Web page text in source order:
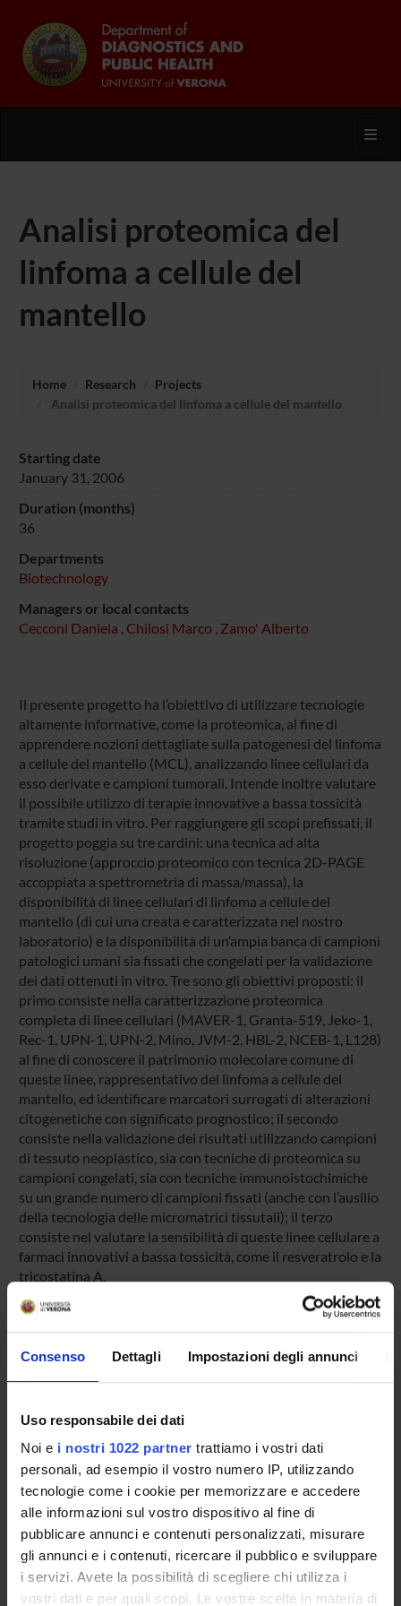
Consenso Dettagli Impostazioni degli annunci
Uso responsabile dei dati
Noi e i nostri 1022 partner trattiamo i vostri dati
personali, ad esempio il vostro numero IP, utilizzando
tecnologie come i cookie per memorizzare e accedere
alle informazioni sul vostro dispositivo al fine di
pubblicare annunci e contenuti personalizzati, misurare
gli annunci e i contenuti, ricercare il pubblico e sviluppare
i servizi. Avete la possibilità di scegliere chi utilizza i
vostri dati e per quali scopi. Le vostre scelte in materia di
Analisi proteomica del
linfoma a cellule del
mantello
Home Research
Projects
Analisi proteomica del linfoma a cellule del mantello
Starting date
January 31, 2006
Duration (months)
36
Departments
Biotechnology
Managers or local contacts
Cecconi Daniela , Chilosi Marco , Zamo' Alberto
Il presente progetto ha l’obiettivo di utilizzare tecnologie
altamente informative, come la proteomica, al fine di
apprendere nozioni dettagliate sulla patogenesi del linfoma
a cellule del mantello (MCL), analizzando linee cellulari da
esso derivate e campioni tumorali. Intende inoltre valutare
il possibile utilizzo di terapie innovative a bassa tossicità
tramite studi in vitro. Per raggiungere gli scopi prefissati, il
progetto poggia su tre cardini: una tecnica ad alta
risoluzione (approccio proteomico con tecnica 2D-PAGE
accoppiata a spettrometria di massa/massa), la
disponibilità di linee cellulari di linfoma a cellule del
mantello (di cui una creata e caratterizzata nel nostro
laboratorio) e la disponibilità di un’ampia banca di campioni
patologici umani sia fissati che congelati per la validazione
dei dati ottenuti in vitro. Tre sono gli obiettivi proposti: il
primo consiste nella caratterizzazione proteomica
completa di linee cellulari (MAVER-1, Granta-519, Jeko-1,
Rec-1, UPN-1, UPN-2, Mino, JVM-2, HBL-2, NCEB-1, L128)
al fine di conoscere il patrimonio molecolare comune di
queste linee, rappresentativo del linfoma a cellule del
mantello, ed identificare marcatori surrogati di alterazioni
citogenetiche con significato prognostico; il secondo
consiste nella validazione dei risultati utilizzando campioni
di tessuto neoplastico, sia con tecniche di proteomica su
campioni congelati, sia con tecniche immunoistochimiche
su un grande numero di campioni fissati (anche con l’ausilio
della tecnologia delle micromatrici tissutali); il terzo
consiste nel valutare la sensibilità di queste linee cellulare a
farmaci innovativi a bassa tossicità, come il resveratrolo e la
tricostatina A.
SPONSORS:
Syllabus:RICATENEO - Finanziamenti d'Ateneo per la
Ricerca Scientifica
PROJECT PARTICIPANTS
Daniela Cecconi
Associate Professor